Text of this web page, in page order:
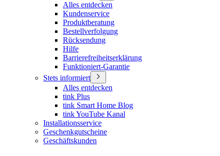
Alles entdecken
Kundenservice
Produktberatung
Bestellverfolgung
Rücksendung
Hilfe
Barrierefreiheitserklärung
Funktioniert-Garantie
Stets informiert
Alles entdecken
tink Plus
tink Smart Home Blog
tink YouTube Kanal
Installationsservice
Geschenkgutscheine
Geschäftskunden